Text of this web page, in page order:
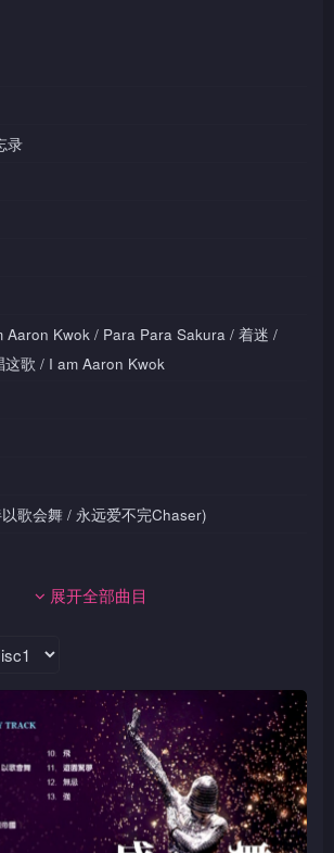
录
Aaron Kwok / Para Para Sakura / 着迷 /
这歌 / I am Aaron Kwok
歌会舞 / 永远爱不完Chaser)
展开全部曲目